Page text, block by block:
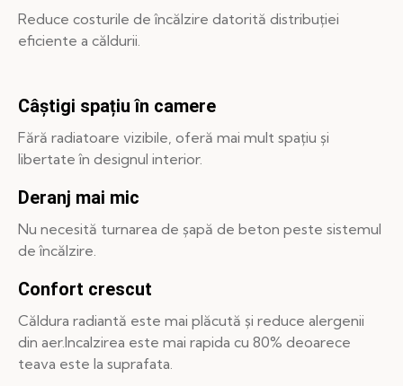
Reduce costurile de încălzire datorită distribuției
eficiente a căldurii.
Câștigi spațiu în camere
Fără radiatoare vizibile, oferă mai mult spațiu și
libertate în designul interior.
Deranj mai mic
Nu necesită turnarea de șapă de beton peste sistemul
de încălzire.
Confort crescut
Căldura radiantă este mai plăcută și reduce alergenii
din aer.Incalzirea este mai rapida cu 80% deoarece
teava este la suprafata.